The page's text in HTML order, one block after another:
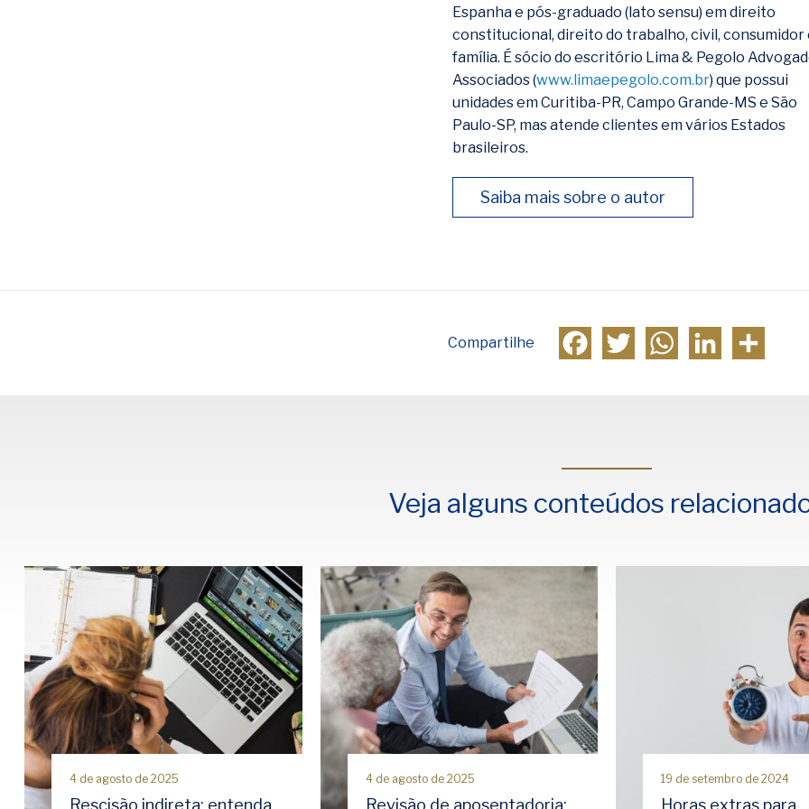
Espanha e pós-graduado (lato sensu) em direito
constitucional, direito do trabalho, civil, consumidor
família. É sócio do escritório Lima & Pegolo
Associados (www.limaepegolo.com.br) que possui
unidades em Curitiba-PR, Campo Grande-MS e São
Paulo-SP, mas atende clientes em vários Estados
brasileiros.
Saiba mais sobre o autor
Compartilhe Facebook
TwitterWhatsApp
LinkedIn
Veja alguns conteúdos
4 de agosto de 2025
Rescisão indireta: entenda
4 de agosto de 2025
Revisão de aposentadoria:
19 de setembro de 2024
Horas extras para